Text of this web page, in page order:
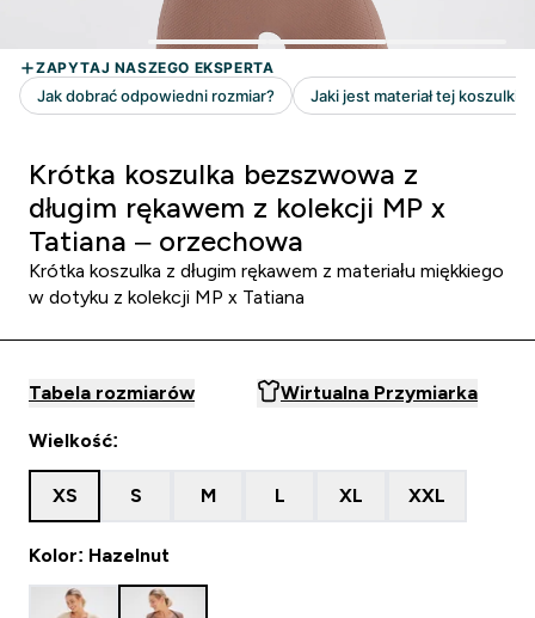
Krótka koszulka bezszwowa z
długim rękawem z kolekcji MP x
Tatiana – orzechowa
Krótka koszulka z długim rękawem z materiału miękkiego
w dotyku z kolekcji MP x Tatiana
Tabela rozmiarów Wirtualna Przymiarka
Wielkość:
XS S M L XL XXL
Kolor: Hazelnut